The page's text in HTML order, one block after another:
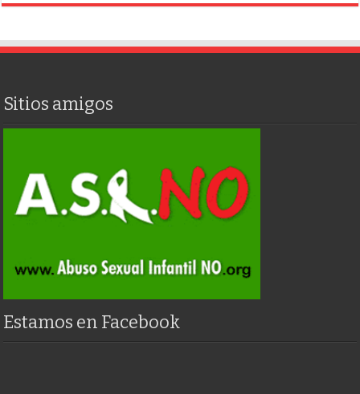
Sitios amigos
Estamos en Facebook